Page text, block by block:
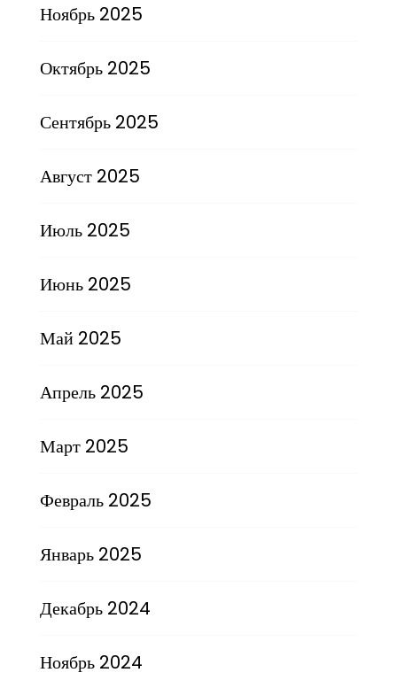
Ноябрь 2025
Октябрь 2025
Сентябрь 2025
Август 2025
Июль 2025
Июнь 2025
Май 2025
Апрель 2025
Март 2025
Февраль 2025
Январь 2025
Декабрь 2024
Ноябрь 2024